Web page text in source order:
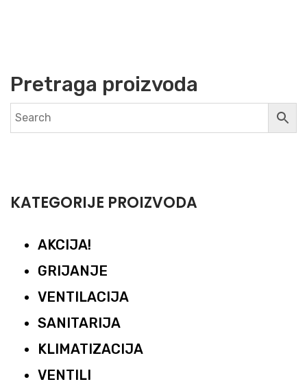
Pretraga proizvoda
KATEGORIJE PROIZVODA
AKCIJA!
GRIJANJE
VENTILACIJA
SANITARIJA
KLIMATIZACIJA
VENTILI